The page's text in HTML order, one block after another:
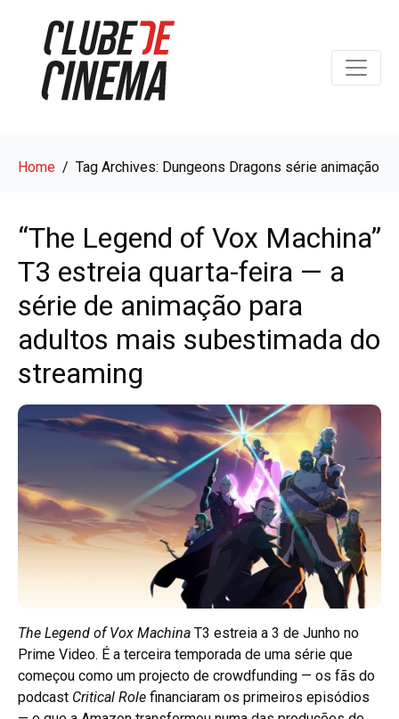
Home Tag Archives: Dungeons Dragons série animação
“The Legend of Vox Machina”
T3 estreia quarta-feira — a
série de animação para
adultos mais subestimada do
streaming
The Legend of Vox Machina T3 estreia a 3 de Junho no
Prime Video. É a terceira temporada de uma série que
começou como um projecto de crowdfunding — os fãs do
podcast Critical Role financiaram os primeiros episódios